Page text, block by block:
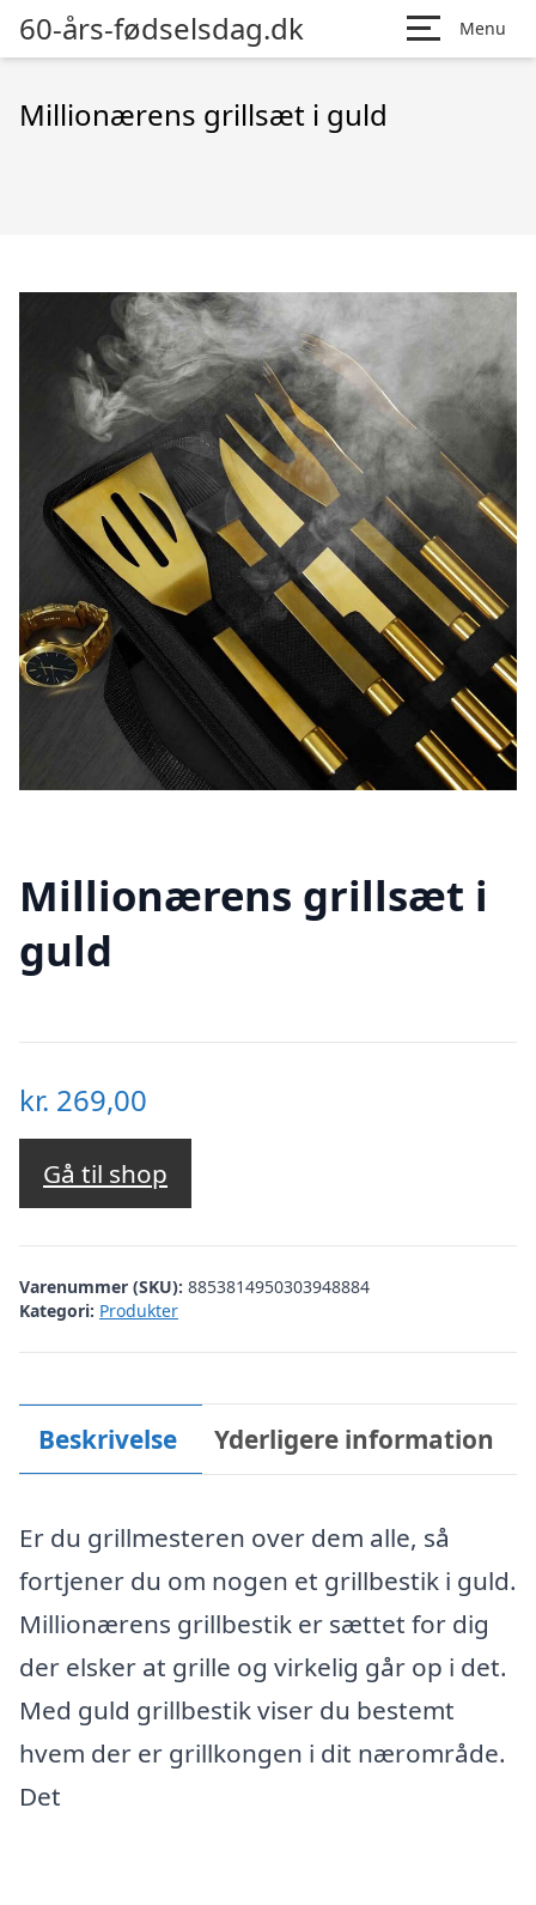
60-års-fødselsdag.dk Menu
Millionærens grillsæt i guld
Millionærens grillsæt i
guld
kr. 269,00
Gå til shop
Varenummer (SKU): 8853814950303948884
Kategori: Produkter
Beskrivelse Yderligere information
Er du grillmesteren over dem alle, så
fortjener du om nogen et grillbestik i guld.
Millionærens grillbestik er sættet for dig
der elsker at grille og virkelig går op i det.
Med guld grillbestik viser du bestemt
hvem der er grillkongen i dit nærområde.
Det